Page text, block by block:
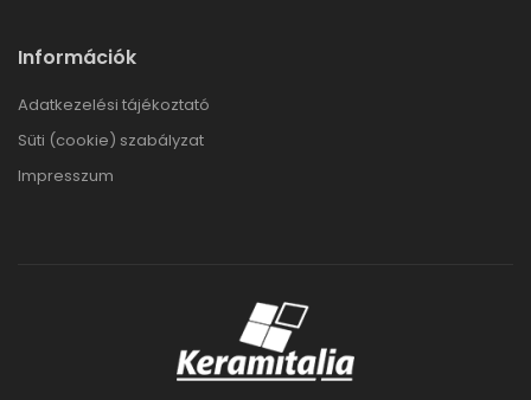
Információk
Adatkezelési tájékoztató
Süti (cookie) szabályzat
Impresszum